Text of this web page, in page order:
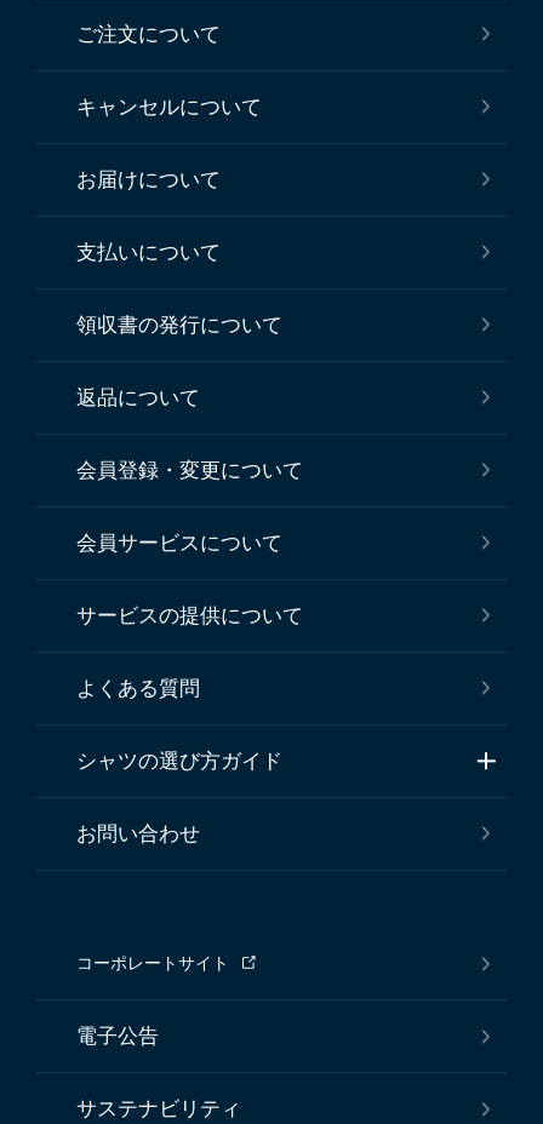
ご注文について
キャンセルについて
お届けについて
支払いについて
領収書の発行について
返品について
会員登録・変更について
会員サービスについて
サービスの提供について
よくある質問
シャツの選び方ガイド
お問い合わせ
コーポレートサイト
電子公告
サステナビリティ